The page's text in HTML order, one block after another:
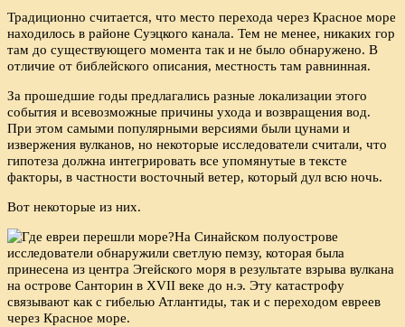
Традиционно считается, что место перехода через Красное море
находилось в районе Суэцкого канала. Тем не менее, никаких гор
там до существующего момента так и не было обнаружено. В
отличие от библейского описания, местность там равнинная.
За прошедшие годы предлагались разные локализации этого
события и всевозможные причины ухода и возвращения вод.
При этом самыми популярными версиями были цунами и
извержения вулканов, но некоторые исследователи считали, что
гипотеза должна интегрировать все упомянутые в тексте
факторы, в частности восточный ветер, который дул всю ночь.
Вот некоторые из них.
На Синайском полуострове
исследователи обнаружили светлую пемзу, которая была
принесена из центра Эгейского моря в результате взрыва вулкана
на острове Санторин в XVII веке до н.э. Эту катастрофу
связывают как с гибелью Атлантиды, так и с переходом евреев
через Красное море.